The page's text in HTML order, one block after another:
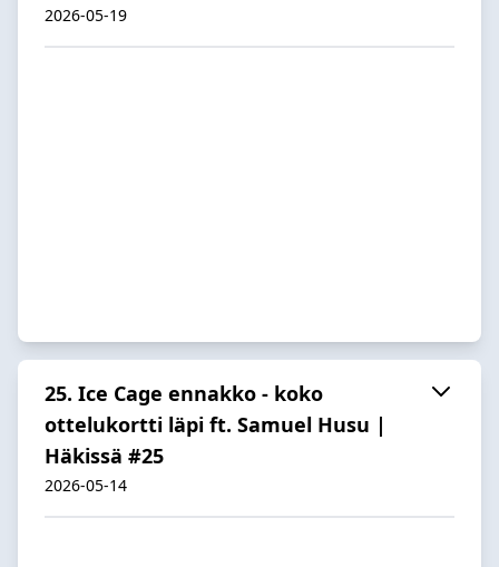
2026-05-19
25. Ice Cage ennakko - koko
ottelukortti läpi ft. Samuel Husu |
Häkissä #25
2026-05-14